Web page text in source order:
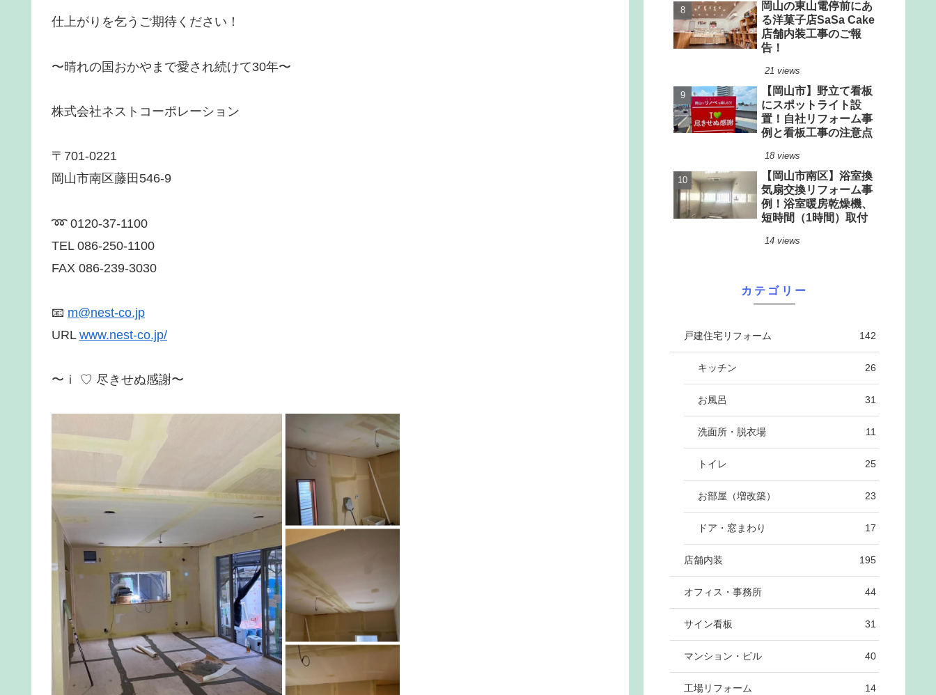
仕上がりを乞うご期待ください！
〜晴れの国おかやまで愛され続けて30年〜
株式会社ネストコーポレーション
〒701-0221
岡山市南区藤田546-9
➿ 0120-37-1100
TEL 086-250-1100
FAX 086-239-3030
📧 m@nest-co.jp
URL www.nest-co.jp/
〜ｉ ♡ 尽きせぬ感謝〜
岡山の東山電停前にあ
る洋菓子店SaSa Cake
店舗内装工事のご報
告！
21 views
【岡山市】野立て看板
にスポットライト設
置！自社リフォーム事
例と看板工事の注意点
18 views
【岡山市南区】浴室換
気扇交換リフォーム事
例！浴室暖房乾燥機、
短時間（1時間）取付
14 views
カテゴリー
戸建住宅リフォーム 142
キッチン 26
お風呂 31
洗面所・脱衣場 11
トイレ 25
お部屋（増改築） 23
ドア・窓まわり 17
店舗内装 195
オフィス・事務所 44
サイン看板 31
マンション・ビル 40
工場リフォーム 14